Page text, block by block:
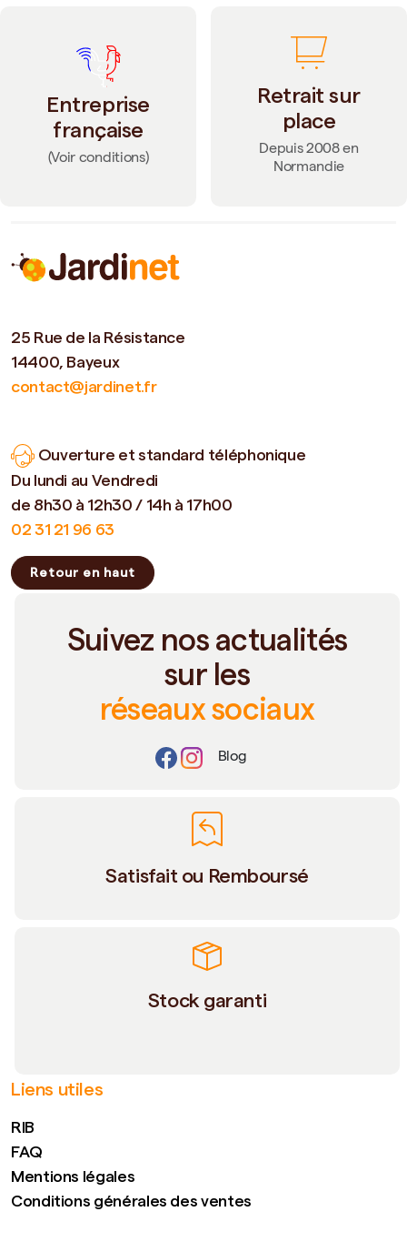
Entreprise
française
(Voir conditions)
Retrait sur
place
Depuis 2008 en
Normandie
25 Rue de la Résistance
14400, Bayeux
contact@jardinet.fr
Ouverture et standard téléphonique
Du lundi au Vendredi
de 8h30 à 12h30 / 14h à 17h00
02 31 21 96 63
Retour en haut
Suivez nos actualités
sur les
réseaux sociaux
Blog
Satisfait ou Remboursé
Stock garanti
Liens utiles
RIB
FAQ
Mentions légales
Conditions générales des ventes